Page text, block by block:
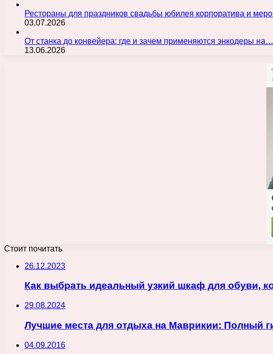
Рестораны для праздников свадьбы юбилея корпоратива и
03.07.2026
От станка до конвейера: где и зачем применяются энкодеры на…
13.06.2026
Стоит почитать
26.12.2023
Как выбрать идеальный узкий шкаф для обуви,
29.08.2024
Лучшие места для отдыха на Маврикии: Полный
04.09.2016